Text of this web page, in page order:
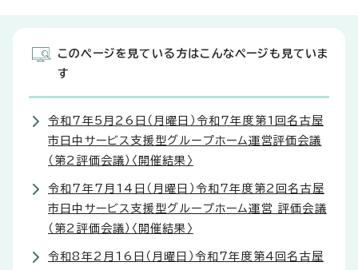
このページを見ている方はこんなページも見ていま
す
令和7年5月26日（月曜日）令和7年度第1回名古屋
市日中サービス支援型グループホーム運営評価会議
（第2評価会議）〈開催結果〉
令和7年7月14日（月曜日）令和7年度第2回名古屋
市日中サービス支援型グループホーム運営 評価会議
（第2評価会議）〈開催結果〉
令和8年2月16日（月曜日）令和7年度第4回名古屋